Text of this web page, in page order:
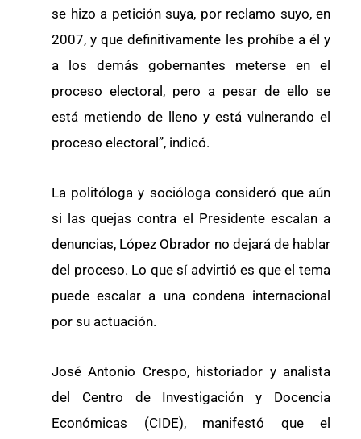
se hizo a petición suya, por reclamo suyo, en
2007, y que definitivamente les prohíbe a él y
a los demás gobernantes meterse en el
proceso electoral, pero a pesar de ello se
está metiendo de lleno y está vulnerando el
proceso electoral”, indicó.
La politóloga y socióloga consideró que aún
si las quejas contra el Presidente escalan a
denuncias, López Obrador no dejará de hablar
del proceso. Lo que sí advirtió es que el tema
puede escalar a una condena internacional
por su actuación.
José Antonio Crespo, historiador y analista
del Centro de Investigación y Docencia
Económicas (CIDE), manifestó que el